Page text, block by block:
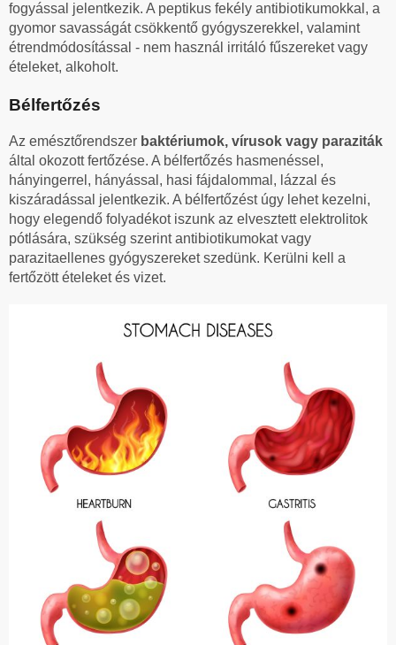
fogyással jelentkezik. A peptikus fekély antibiotikumokkal, a
gyomor savasságát csökkentő gyógyszerekkel, valamint
étrendmódosítással - nem használ irritáló fűszereket vagy
ételeket, alkoholt.
Bélfertőzés
Az emésztőrendszer baktériumok, vírusok vagy paraziták
által okozott fertőzése. A bélfertőzés hasmenéssel,
hányingerrel, hányással, hasi fájdalommal, lázzal és
kiszáradással jelentkezik. A bélfertőzést úgy lehet kezelni,
hogy elegendő folyadékot iszunk az elvesztett elektrolitok
pótlására, szükség szerint antibiotikumokat vagy
parazitaellenes gyógyszereket szedünk. Kerülni kell a
fertőzött ételeket és vizet.